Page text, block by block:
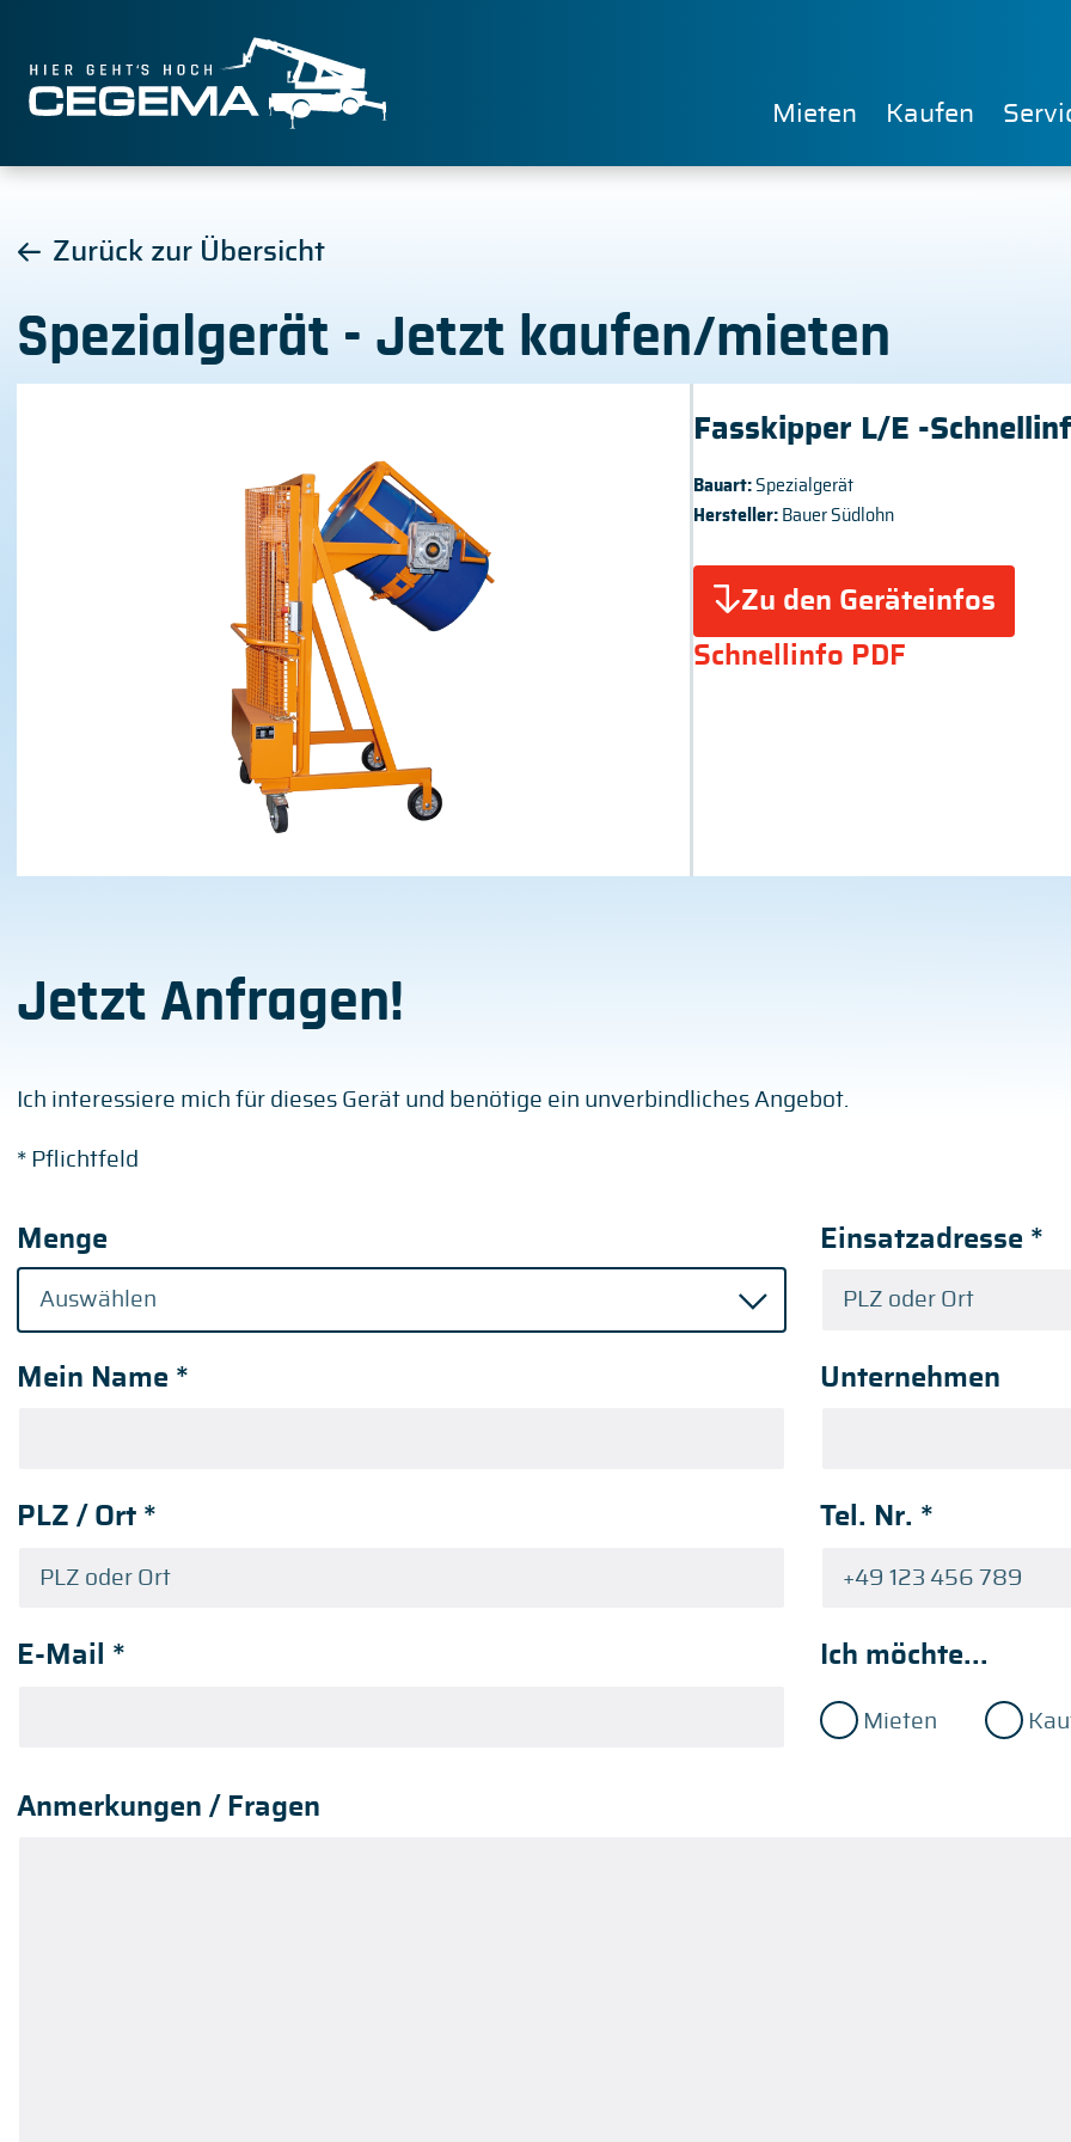
Mieten Kaufen
Zurück zur Übersicht
Spezialgerät - Jetzt kaufen/mieten
Fasskipper L/E -
Bauart:Spezialgerät
Hersteller: Bauer Südlohn
Zu den Geräteinfos
Schnellinfo PDF
Jetzt Anfragen!
Ich interessiere mich für dieses Gerät und benötige ein unverbindliches Angebot.
* Pflichtfeld
Menge Einsatzadresse *
Mein Name * Unternehmen
PLZ / Ort * Tel. Nr. *
E-Mail * Ich möchte...
Mieten
Anmerkungen / Fragen